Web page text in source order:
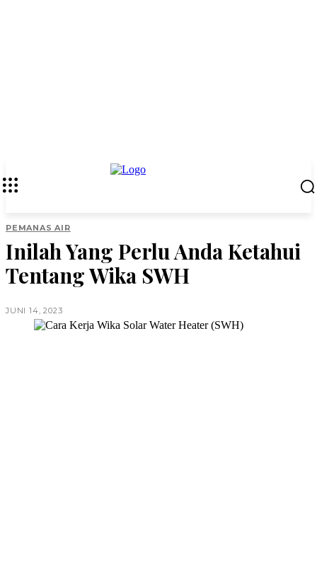
PEMANAS AIR
Inilah Yang Perlu Anda Ketahui
Tentang Wika SWH
JUNI 14, 2023